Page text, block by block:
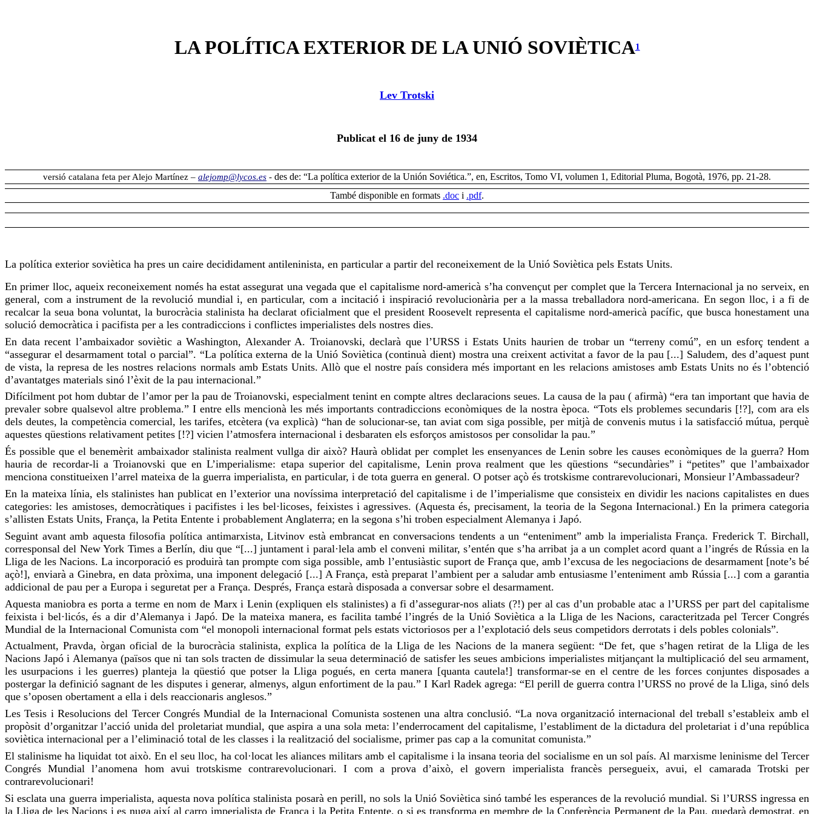
LA POLÍTICA EXTERIOR DE LA UNIÓ SOVIÈTICA1
Lev Trotski
Publicat el 16 de juny de 1934
versió catalana feta per Alejo Martínez – alejomp@lycos.es - des de: “La política exterior de la Unión Soviética.”, en, Escritos, Tomo VI, volumen 1, Editorial Pluma, Bogotà, 1976, pp. 21-28.
També disponible en formats .doc i .pdf.
La política exterior soviètica ha pres un caire decididament antileninista, en particular a partir del reconeixement de la Unió Soviètica pels Estats Units.
En primer lloc, aqueix reconeixement només ha estat assegurat una vegada que el capitalisme nord-americà s’ha convençut per complet que la Tercera Internacional ja no serveix, en
general, com a instrument de la revolució mundial i, en particular, com a incitació i inspiració revolucionària per a la massa treballadora nord-americana. En segon lloc, i a fi de
recalcar la seua bona voluntat, la burocràcia stalinista ha declarat oficialment que el president Roosevelt representa el capitalisme nord-americà pacífic, que busca honestament una
solució democràtica i pacifista per a les contradiccions i conflictes imperialistes dels nostres dies.
En data recent l’ambaixador soviètic a Washington, Alexander A. Troianovski, declarà que l’URSS i Estats Units haurien de trobar un “terreny comú”, en un esforç tendent a
“assegurar el desarmament total o parcial”. “La política externa de la Unió Soviètica (continuà dient) mostra una creixent activitat a favor de la pau [...] Saludem, des d’aquest punt
de vista, la represa de les nostres relacions normals amb Estats Units. Allò que el nostre país considera més important en les relacions amistoses amb Estats Units no és l’obtenció
d’avantatges materials sinó l’èxit de la pau internacional.”
Difícilment pot hom dubtar de l’amor per la pau de Troianovski, especialment tenint en compte altres declaracions seues. La causa de la pau ( afirmà) “era tan important que havia de
prevaler sobre qualsevol altre problema.” I entre ells mencionà les més importants contradiccions econòmiques de la nostra època. “Tots els problemes secundaris [!?], com ara els
dels deutes, la competència comercial, les tarifes, etcètera (va explicà) “han de solucionar-se, tan aviat com siga possible, per mitjà de convenis mutus i la satisfacció mútua, perquè
aquestes qüestions relativament petites [!?] vicien l’atmosfera internacional i desbaraten els esforços amistosos per consolidar la pau.”
És possible que el benemèrit ambaixador stalinista realment vullga dir això? Haurà oblidat per complet les ensenyances de Lenin sobre les causes econòmiques de la guerra? Hom
hauria de recordar-li a Troianovski que en L’imperialisme: etapa superior del capitalisme, Lenin prova realment que les qüestions “secundàries” i “petites” que l’ambaixador
menciona constitueixen l’arrel mateixa de la guerra imperialista, en particular, i de tota guerra en general. O potser açò és trotskisme contrarevolucionari, Monsieur l’Ambassadeur?
En la mateixa línia, els stalinistes han publicat en l’exterior una novíssima interpretació del capitalisme i de l’imperialisme que consisteix en dividir les nacions capitalistes en dues
categories: les amistoses, democràtiques i pacifistes i les bel·licoses, feixistes i agressives. (Aquesta és, precisament, la teoria de la Segona Internacional.) En la primera categoria
s’allisten Estats Units, França, la Petita Entente i probablement Anglaterra; en la segona s’hi troben especialment Alemanya i Japó.
Seguint avant amb aquesta filosofia política antimarxista, Litvinov està embrancat en conversacions tendents a un “enteniment” amb la imperialista França. Frederick T. Birchall,
corresponsal del New York Times a Berlín, diu que “[...] juntament i paral·lela amb el conveni militar, s’entén que s’ha arribat ja a un complet acord quant a l’ingrés de Rússia en la
Lliga de les Nacions. La incorporació es produirà tan prompte com siga possible, amb l’entusiàstic suport de França que, amb l’excusa de les negociacions de desarmament [note’s bé
açò!], enviarà a Ginebra, en data pròxima, una imponent delegació [...] A França, està preparat l’ambient per a saludar amb entusiasme l’enteniment amb Rússia [...] com a garantia
addicional de pau per a Europa i seguretat per a França. Després, França estarà disposada a conversar sobre el desarmament.
Aquesta maniobra es porta a terme en nom de Marx i Lenin (expliquen els stalinistes) a fi d’assegurar-nos aliats (?!) per al cas d’un probable atac a l’URSS per part del capitalisme
feixista i bel·licós, és a dir d’Alemanya i Japó. De la mateixa manera, es facilita també l’ingrés de la Unió Soviètica a la Lliga de les Nacions, caracteritzada pel Tercer Congrés
Mundial de la Internacional Comunista com “el monopoli internacional format pels estats victoriosos per a l’explotació dels seus competidors derrotats i dels pobles colonials”.
Actualment, Pravda, òrgan oficial de la burocràcia stalinista, explica la política de la Lliga de les Nacions de la manera següent: “De fet, que s’hagen retirat de la Lliga de les
Nacions Japó i Alemanya (països que ni tan sols tracten de dissimular la seua determinació de satisfer les seues ambicions imperialistes mitjançant la multiplicació del seu armament,
les usurpacions i les guerres) planteja la qüestió que potser la Lliga pogués, en certa manera [quanta cautela!] transformar-se en el centre de les forces conjuntes disposades a
postergar la definició sagnant de les disputes i generar, almenys, algun enfortiment de la pau.” I Karl Radek agrega: “El perill de guerra contra l’URSS no prové de la Lliga, sinó dels
que s’oposen obertament a ella i dels reaccionaris anglesos.”
Les Tesis i Resolucions del Tercer Congrés Mundial de la Internacional Comunista sostenen una altra conclusió. “La nova organització internacional del treball s’estableix amb el
propòsit d’organitzar l’acció unida del proletariat mundial, que aspira a una sola meta: l’enderrocament del capitalisme, l’establiment de la dictadura del proletariat i d’una república
soviètica internacional per a l’eliminació total de les classes i la realització del socialisme, primer pas cap a la comunitat comunista.”
El stalinisme ha liquidat tot això. En el seu lloc, ha col·locat les aliances militars amb el capitalisme i la insana teoria del socialisme en un sol país. Al marxisme leninisme del Tercer
Congrés Mundial l’anomena hom avui trotskisme contrarevolucionari. I com a prova d’això, el govern imperialista francès persegueix, avui, el camarada Trotski per
contrarevolucionari!
Si esclata una guerra imperialista, aquesta nova política stalinista posarà en perill, no sols la Unió Soviètica sinó també les esperances de la revolució mundial. Si l’URSS ingressa en
la Lliga de les Nacions i es nuga així al carro imperialista de França i la Petita Entente, o si es transforma en membre de la Conferència Permanent de la Pau, quedarà demostrat, en